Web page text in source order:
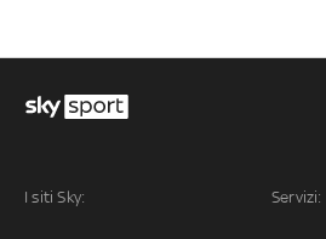
I siti Sky: Servizi: